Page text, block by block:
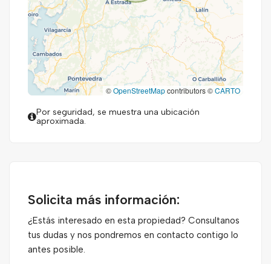
©OpenStreetMapcontributors ©CARTO
Por seguridad, se muestra una ubicación
aproximada.
Solicita más información:
¿Estás interesado en esta propiedad? Consultanos
tus dudas y nos pondremos en contacto contigo lo
antes posible.